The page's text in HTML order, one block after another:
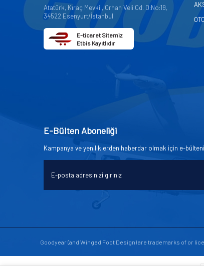
Atatürk, Kıraç Mevkii, Orhan Veli Cd. D:No:19,
34522 Esenyurt/İstanbul
E-ticaret Sitemiz
Etbis Kayıtlıdır
E-Bülten Aboneliği
Kampanya ve yeniliklerden haberdar olmak için e-
Goodyear (and Winged Foot Design) are trademarks of or